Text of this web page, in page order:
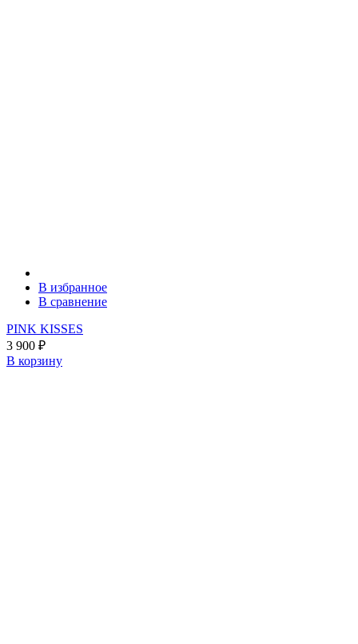
В избранное
В сравнение
PINK KISSES
3 900 ₽
В корзину